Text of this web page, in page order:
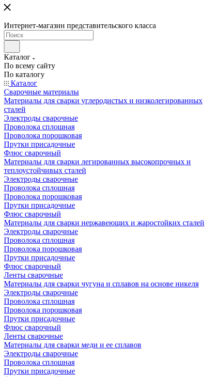
Интернет-магазин представительского класса
Каталог
По всему сайту
По каталогу
Каталог
Сварочные материалы
Материалы для сварки углеродистых и низколегированных
сталей
Электроды сварочные
Проволока сплошная
Проволока порошковая
Прутки присадочные
Флюс сварочный
Материалы для сварки легированных высокопрочных и
теплоустойчивых сталей
Электроды сварочные
Проволока сплошная
Проволока порошковая
Прутки присадочные
Флюс сварочный
Материалы для сварки нержавеющих и жаростойких сталей
Электроды сварочные
Проволока сплошная
Проволока порошковая
Прутки присадочные
Флюс сварочный
Ленты сварочные
Материалы для сварки чугуна и сплавов на основе никеля
Электроды сварочные
Проволока сплошная
Проволока порошковая
Прутки присадочные
Флюс сварочный
Ленты сварочные
Материалы для сварки меди и ее сплавов
Электроды сварочные
Проволока сплошная
Прутки присадочные